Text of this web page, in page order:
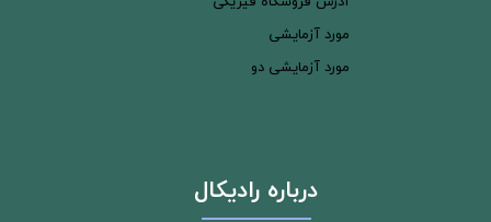
مورد آزمایشی
مورد آزمایشی دو
درباره رادیکال